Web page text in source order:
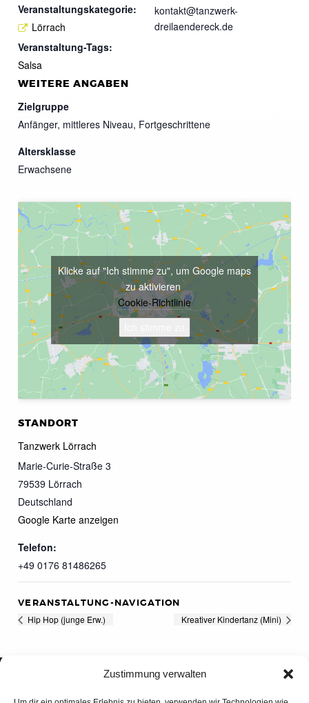
Zustimmung verwalten
Veranstaltungskategorie:
Lörrach
Veranstaltung-Tags:
Salsa
kontakt@tanzwerk-
dreilaendereck.de
WEITERE ANGABEN
Zielgruppe
Anfänger, mittleres Niveau, Fortgeschrittene
Altersklasse
Erwachsene
STANDORT
Tanzwerk Lörrach
Marie-Curie-Straße 3
79539 Lörrach
Deutschland
Google Karte anzeigen
Telefon:
+49 0176 81486265
Klicke auf "Ich stimme zu", um Google maps
zu aktivieren
Cookie-Richtlinie
VERANSTALTUNG-NAVIGATION
Hip Hop (junge Erw.) Kreativer Kindertanz (Mini)